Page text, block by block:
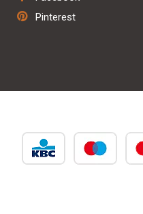
Herstel & onderhoud
Personaliseren & borduren
Pinterest